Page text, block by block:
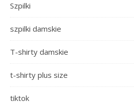
Szpilki
szpilki damskie
T-shirty damskie
t-shirty plus size
tiktok